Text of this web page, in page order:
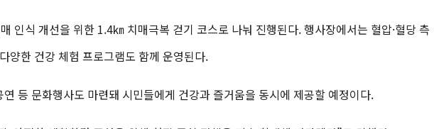
인식 개선을 위한 1.4㎞ 치매극복 걷기 코스로 나눠 진행된다. 행사장에서는 혈압·혈당 측
양한 건강 체험 프로그램도 함께 운영된다.
등 문화행사도 마련돼 시민들에게 건강과 즐거움을 동시에 제공할 예정이다.